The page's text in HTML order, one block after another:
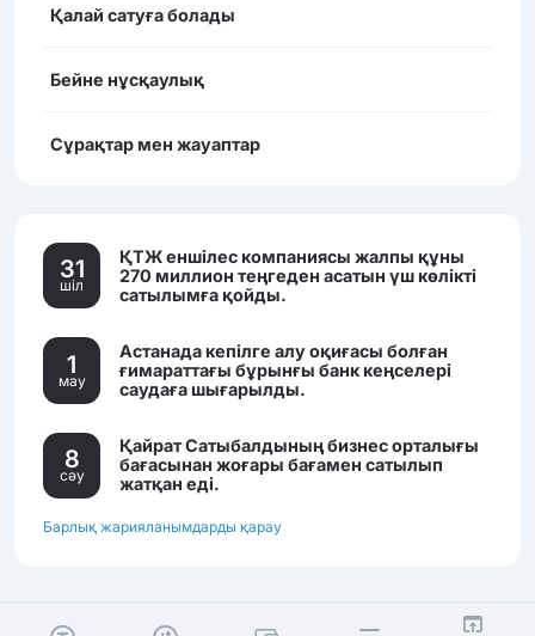
Қалай сатуға болады
Бейне нұсқаулық
Сұрақтар мен жауаптар
31
шiл
ҚТЖ еншілес компаниясы жалпы құны
270 миллион теңгеден асатын үш көлікті
сатылымға қойды.
1
мау
Астанада кепілге алу оқиғасы болған
ғимараттағы бұрынғы банк кеңселері
саудаға шығарылды.
8
сәу
Қайрат Сатыбалдының бизнес орталығы
бағасынан жоғары бағамен сатылып
жатқан еді.
Барлық жарияланымдарды қарау